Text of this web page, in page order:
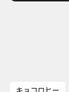
キョコロヒー